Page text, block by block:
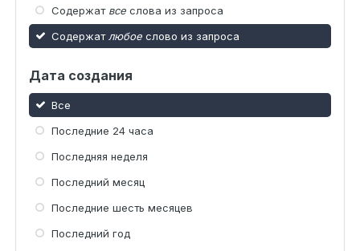
Содержат все слова из запроса
Содержат любое слово из запроса
Дата создания
Все
Последние 24 часа
Последняя неделя
Последний месяц
Последние шесть месяцев
Последний год